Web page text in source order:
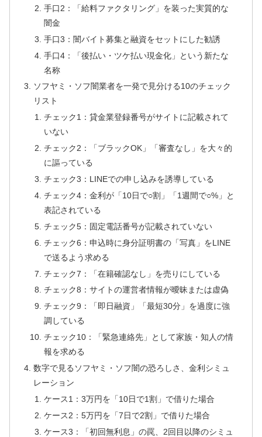
手口2：「給料ファクタリング」を装った実質的な
闇金
手口3：闇バイト募集と融資をセットにした勧誘
手口4：「後払い・ツケ払い現金化」という新たな
名称
ソフヤミ・ソフ闇業者を一発で見分ける10のチェック
リスト
チェック1：貸金業登録番号がサイトに記載されて
いない
チェック2：「ブラックOK」「審査なし」を大々的
に謳っている
チェック3：LINEでの申し込みを誘導している
チェック4：金利が「10日で○割」「1週間で○%」と
表記されている
チェック5：固定電話番号が記載されていない
チェック6：申込時に身分証明書の「写真」をLINE
で送るよう求める
チェック7：「在籍確認なし」を売りにしている
チェック8：サイトの運営者情報が曖昧または虚偽
チェック9：「即日融資」「最短30分」を過度に強
調している
チェック10：「緊急連絡先」として家族・知人の情
報を求める
数字で見るソフヤミ・ソフ闇の恐ろしさ、金利シミュ
レーション
ケース1：3万円を「10日で1割」で借りた場合
ケース2：5万円を「7日で2割」で借りた場合
ケース3：「初回無利息」の罠、2回目以降のシミュ